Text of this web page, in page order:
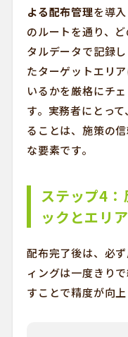
よる配布管理を導
のルートを通り、
タルデータで記録
たターゲットエリ
いるかを厳格にチ
す。実務者にとっ
ることは、施策の
な要素です。
ステップ4
ックとエリ
配布完了後は、必
ィングは一度きり
すことで精度が向上